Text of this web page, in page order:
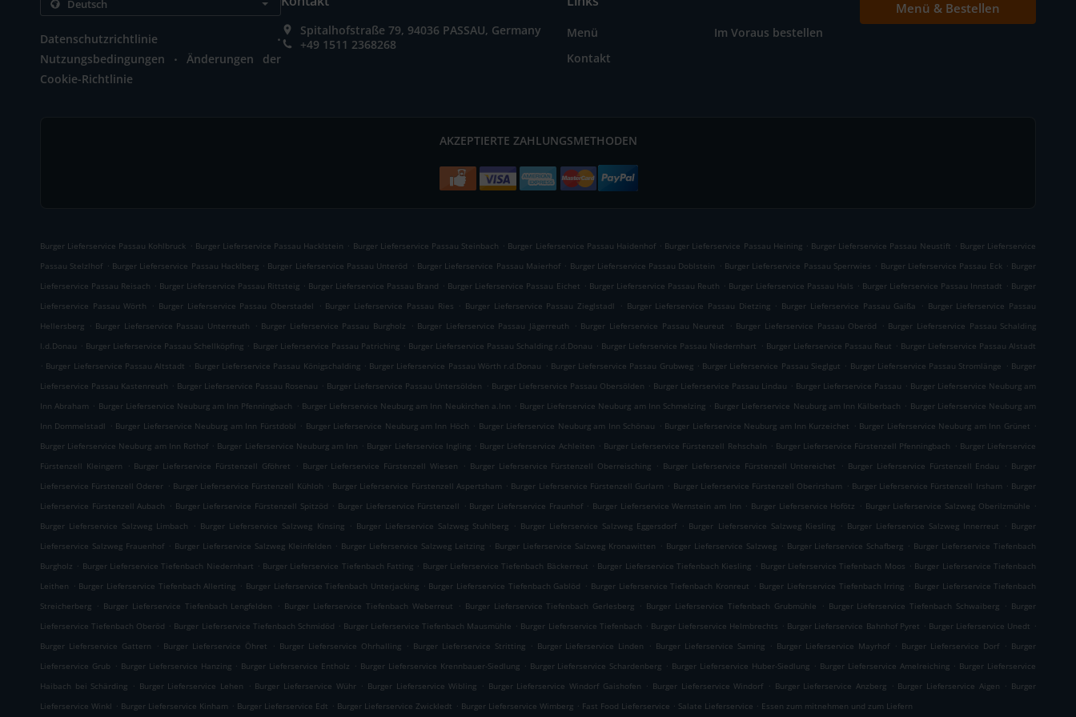
Datenschutzrichtlinie .
Nutzungsbedingungen .
Änderungen der
Cookie-Richtlinie
Spitalhofstraße 79, 94036 PASSAU, Germany
+49 1511 2368268
Menü
Im Voraus bestellen
Kontakt
Menü & Bestellen
AKZEPTIERTE ZAHLUNGSMETHODEN
Burger Lieferservice Passau Kohlbruck . Burger Lieferservice Passau Hacklstein . Burger Lieferservice Passau Steinbach . Burger Lieferservice Passau Haidenhof . Burger Lieferservice Passau Heining . Burger Lieferservice Passau Neustift . Burger Lieferservice
Passau Stelzlhof . Burger Lieferservice Passau Hacklberg . Burger Lieferservice Passau Unteröd . Burger Lieferservice Passau Maierhof . Burger Lieferservice Passau Doblstein . Burger Lieferservice Passau Sperrwies . Burger Lieferservice Passau Eck . Burger
Lieferservice Passau Reisach . Burger Lieferservice Passau Rittsteig . Burger Lieferservice Passau Brand . Burger Lieferservice Passau Eichet . Burger Lieferservice Passau Reuth . Burger Lieferservice Passau Hals . Burger Lieferservice Passau Innstadt . Burger
Lieferservice Passau Wörth
. Burger Lieferservice Passau Oberstadel . Burger Lieferservice Passau Ries . Burger Lieferservice Passau Zieglstadl . Burger Lieferservice Passau Dietzing . Burger Lieferservice Passau Gaißa . Burger Lieferservice Passau
Hellersberg . Burger Lieferservice Passau Unterreuth . Burger Lieferservice Passau Burgholz . Burger Lieferservice Passau Jägerreuth . Burger Lieferservice Passau Neureut . Burger Lieferservice Passau Oberöd . Burger Lieferservice Passau Schalding
l.d.Donau . Burger Lieferservice Passau Schellköpfing . Burger Lieferservice Passau Patriching . Burger Lieferservice Passau Schalding r.d.Donau . Burger Lieferservice Passau Niedernhart . Burger Lieferservice Passau Reut . Burger Lieferservice Passau Alstadt
. Burger Lieferservice Passau Altstadt . Burger Lieferservice Passau Königschalding . Burger Lieferservice Passau Wörth r.d.Donau . Burger Lieferservice Passau Grubweg . Burger Lieferservice Passau Sieglgut . Burger Lieferservice Passau Stromlänge . Burger
Lieferservice Passau Kastenreuth . Burger Lieferservice Passau Rosenau . Burger Lieferservice Passau Untersölden . Burger Lieferservice Passau Obersölden . Burger Lieferservice Passau Lindau . Burger Lieferservice Passau . Burger Lieferservice Neuburg am
Inn Abraham . Burger Lieferservice Neuburg am Inn Pfenningbach . Burger Lieferservice Neuburg am Inn Neukirchen a.Inn . Burger Lieferservice Neuburg am Inn Schmelzing . Burger Lieferservice Neuburg am Inn Kälberbach . Burger Lieferservice Neuburg am
Inn Dommelstadl . Burger Lieferservice Neuburg am Inn Fürstdobl . Burger Lieferservice Neuburg am Inn Höch . Burger Lieferservice Neuburg am Inn Schönau . Burger Lieferservice Neuburg am Inn Kurzeichet . Burger Lieferservice Neuburg am Inn Grünet .
Burger Lieferservice Neuburg am Inn Rothof . Burger Lieferservice Neuburg am Inn . Burger Lieferservice Ingling . Burger Lieferservice Achleiten . Burger Lieferservice Fürstenzell Rehschaln . Burger Lieferservice Fürstenzell Pfenningbach . Burger Lieferservice
Fürstenzell Kleingern
. Burger Lieferservice Fürstenzell Gföhret . Burger Lieferservice Fürstenzell Wiesen . Burger Lieferservice Fürstenzell Oberreisching . Burger Lieferservice Fürstenzell Untereichet . Burger Lieferservice Fürstenzell Endau . Burger
Lieferservice Fürstenzell Oderer . Burger Lieferservice Fürstenzell Kühloh . Burger Lieferservice Fürstenzell Aspertsham . Burger Lieferservice Fürstenzell Gurlarn . Burger Lieferservice Fürstenzell Oberirsham . Burger Lieferservice Fürstenzell Irsham . Burger
Lieferservice Fürstenzell Aubach . Burger Lieferservice Fürstenzell Spitzöd . Burger Lieferservice Fürstenzell . Burger Lieferservice Fraunhof . Burger Lieferservice Wernstein am Inn . Burger Lieferservice Hofötz . Burger Lieferservice Salzweg Oberilzmühle .
Burger Lieferservice Salzweg Limbach
. Burger Lieferservice Salzweg Kinsing . Burger Lieferservice Salzweg Stuhlberg . Burger Lieferservice Salzweg Eggersdorf . Burger Lieferservice Salzweg Kiesling . Burger Lieferservice Salzweg Innerreut . Burger
Lieferservice Salzweg Frauenhof . Burger Lieferservice Salzweg Kleinfelden . Burger Lieferservice Salzweg Leitzing . Burger Lieferservice Salzweg Kronawitten . Burger Lieferservice Salzweg . Burger Lieferservice Schafberg . Burger Lieferservice Tiefenbach
Burgholz . Burger Lieferservice Tiefenbach Niedernhart . Burger Lieferservice Tiefenbach Fatting . Burger Lieferservice Tiefenbach Bäckerreut . Burger Lieferservice Tiefenbach Kiesling . Burger Lieferservice Tiefenbach Moos . Burger Lieferservice Tiefenbach
Leithen . Burger Lieferservice Tiefenbach Allerting . Burger Lieferservice Tiefenbach Unterjacking . Burger Lieferservice Tiefenbach Gablöd . Burger Lieferservice Tiefenbach Kronreut . Burger Lieferservice Tiefenbach Irring . Burger Lieferservice Tiefenbach
Streicherberg . Burger Lieferservice Tiefenbach Lengfelden . Burger Lieferservice Tiefenbach Weberreut . Burger Lieferservice Tiefenbach Gerlesberg . Burger Lieferservice Tiefenbach Grubmühle . Burger Lieferservice Tiefenbach Schwaiberg . Burger
Lieferservice Tiefenbach Oberöd . Burger Lieferservice Tiefenbach Schmidöd . Burger Lieferservice Tiefenbach Mausmühle . Burger Lieferservice Tiefenbach . Burger Lieferservice Helmbrechts . Burger Lieferservice Bahnhof Pyret . Burger Lieferservice Unedt .
Burger Lieferservice Gattern
. Burger Lieferservice Öhret . Burger Lieferservice Ohrhalling . Burger Lieferservice Stritting . Burger Lieferservice Linden . Burger Lieferservice Saming . Burger Lieferservice Mayrhof . Burger Lieferservice Dorf . Burger
Lieferservice Grub . Burger Lieferservice Hanzing . Burger Lieferservice Entholz . Burger Lieferservice Krennbauer-Siedlung . Burger Lieferservice Schardenberg . Burger Lieferservice Huber-Siedlung . Burger Lieferservice Amelreiching . Burger Lieferservice
Haibach bei Schärding . Burger Lieferservice Lehen . Burger Lieferservice Wühr . Burger Lieferservice Wibling . Burger Lieferservice Windorf Gaishofen . Burger Lieferservice Windorf . Burger Lieferservice Anzberg . Burger Lieferservice Aigen . Burger
Lieferservice Winkl . Burger Lieferservice Kinham . Burger Lieferservice Edt . Burger Lieferservice Zwickledt . Burger Lieferservice Wimberg . Fast Food Lieferservice . Salate Lieferservice . Essen zum mitnehmen und zum Liefern